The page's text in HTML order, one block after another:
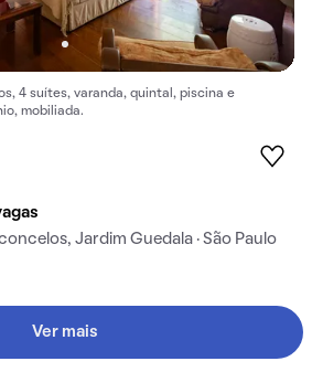
4 suítes, varanda, quintal, piscina e
mobiliada.
Jardim Guedala · São Paulo
Ver mais